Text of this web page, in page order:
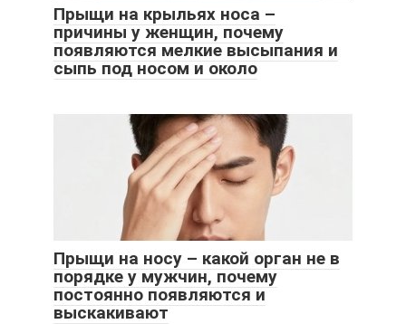
Прыщи на крыльях носа –
причины у женщин, почему
появляются мелкие высыпания и
сыпь под носом и около
Прыщи на носу – какой орган не в
порядке у мужчин, почему
постоянно появляются и
выскакивают